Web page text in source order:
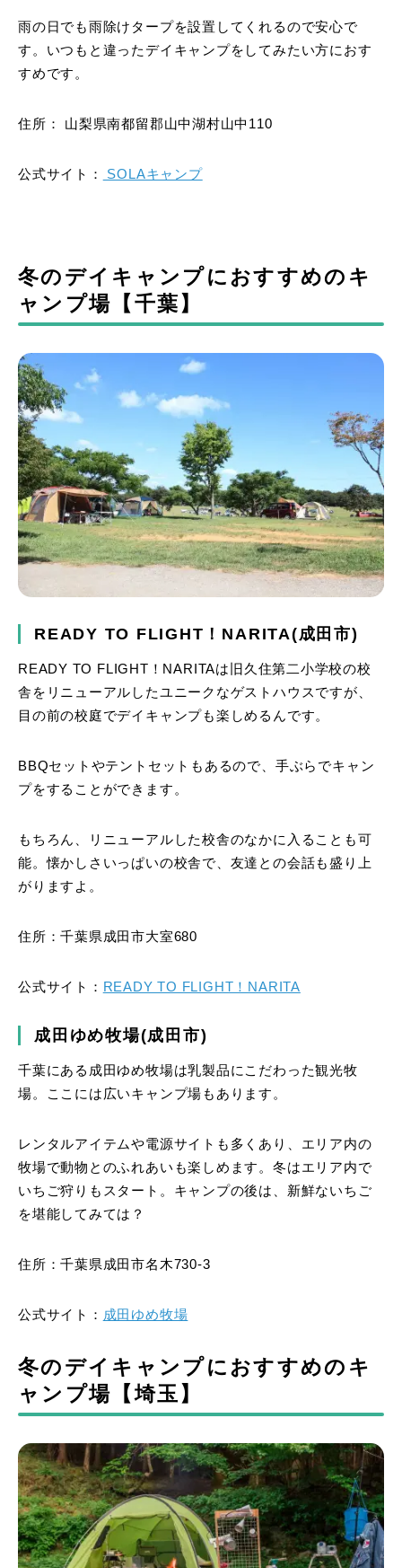
雨の日でも雨除けタープを設置してくれるので安心で
す。いつもと違ったデイキャンプをしてみたい方におす
すめです。
住所： 山梨県南都留郡山中湖村山中110
公式サイト： SOLAキャンプ
冬のデイキャンプにおすすめのキ
ャンプ場【千葉】
READY TO FLIGHT！NARITA(成田市)
READY TO FLIGHT！NARITAは旧久住第二小学校の校
舎をリニューアルしたユニークなゲストハウスですが、
目の前の校庭でデイキャンプも楽しめるんです。
BBQセットやテントセットもあるので、手ぶらでキャン
プをすることができます。
もちろん、リニューアルした校舎のなかに入ることも可
能。懐かしさいっぱいの校舎で、友達との会話も盛り上
がりますよ。
住所：千葉県成田市大室680
公式サイト： READY TO FLIGHT！NARITA
成田ゆめ牧場(成田市)
千葉にある成田ゆめ牧場は乳製品にこだわった観光牧
場。ここには広いキャンプ場もあります。
レンタルアイテムや電源サイトも多くあり、エリア内の
牧場で動物とのふれあいも楽しめます。冬はエリア内で
いちご狩りもスタート。キャンプの後は、新鮮ないちご
を堪能してみては？
住所：千葉県成田市名木730-3
公式サイト： 成田ゆめ牧場
冬のデイキャンプにおすすめのキ
ャンプ場【埼玉】